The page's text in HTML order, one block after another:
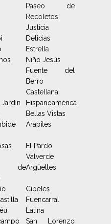
Paseo de
Recoletos
Justicia
Delicias
Estrella
Niño Jesús
Fuente del
Berro
Castellana
Hispanoamérica
Bellas Vistas
Arapiles
El Pardo
Valverde
deArgüelles
Cibeles
Fuencarral
Latina
San Lorenzo